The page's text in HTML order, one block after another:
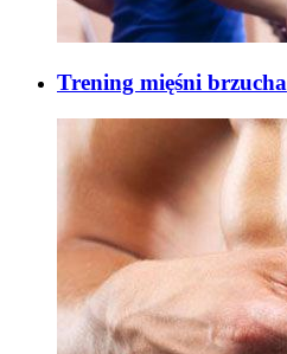
Trening mięśni brzucha